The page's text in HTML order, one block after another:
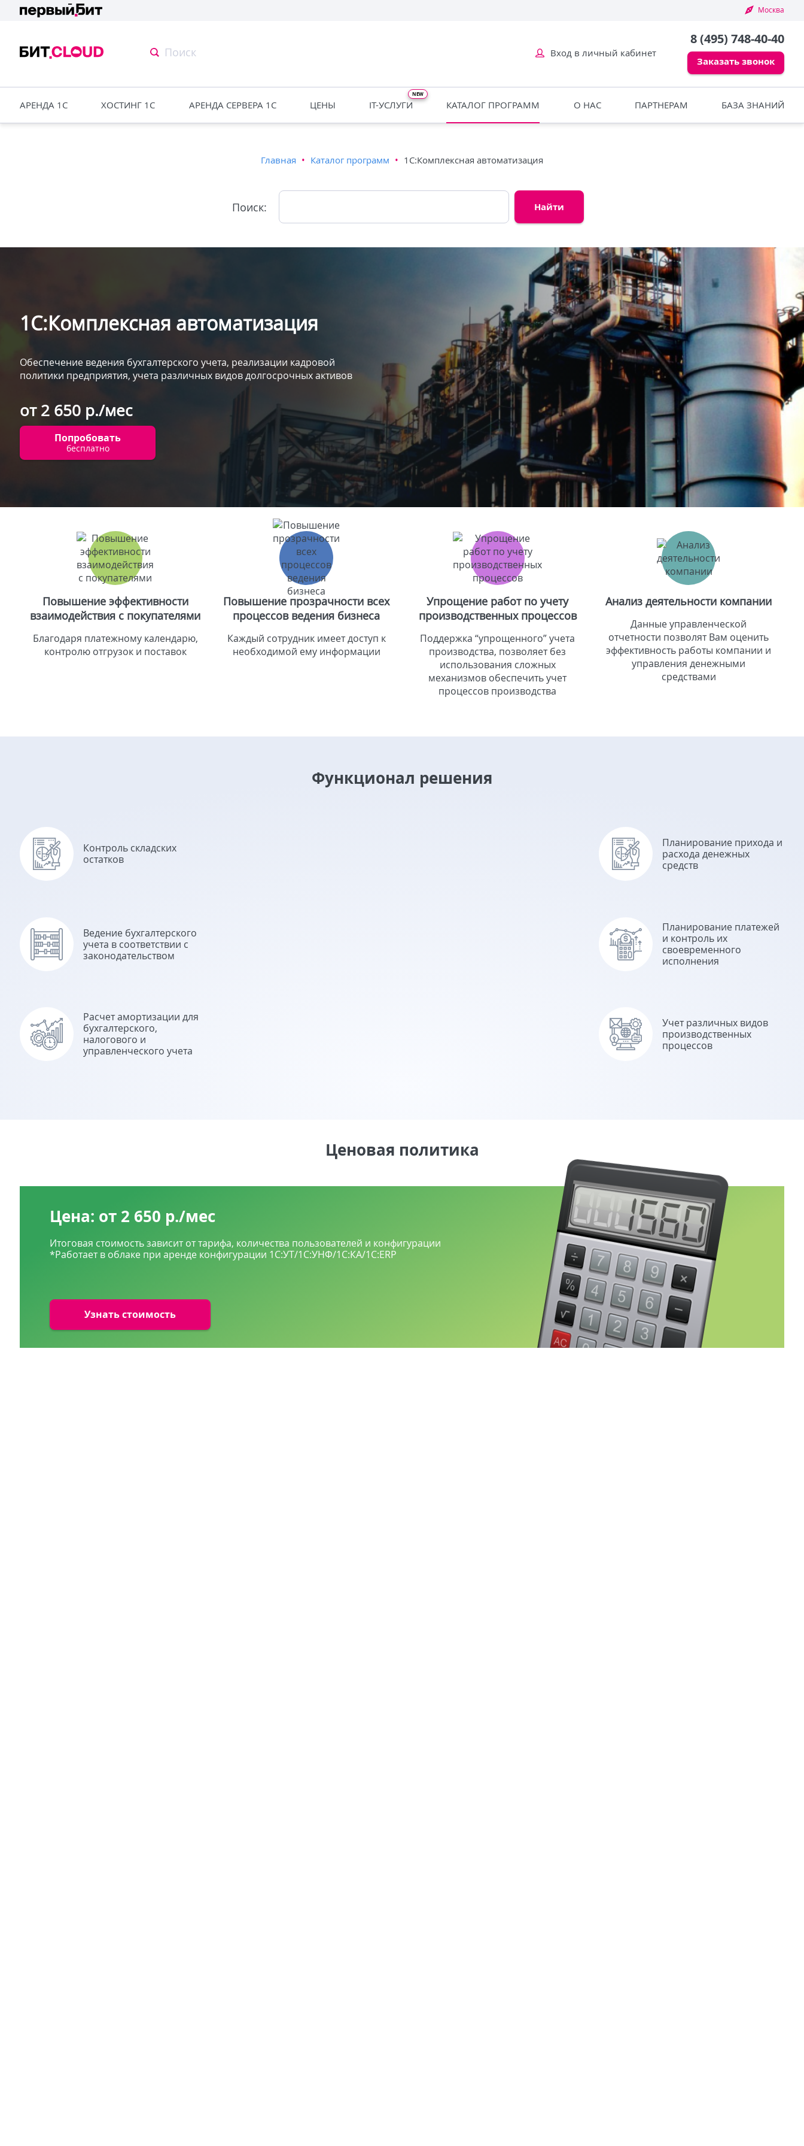
Москва
8 (495) 748-40-40
Заказать звонок
Вход в личный кабинет
АРЕНДА 1С ХОСТИНГ 1С АРЕНДА СЕРВЕРА 1С ЦЕНЫ IT-УСЛУГИ КАТАЛОГ ПРОГРАММ О НАС ПАРТНЕРАМ БАЗА ЗНАНИЙ
Главная • Каталог программ • 1С:Комплексная автоматизация
Поиск:
1С:Комплексная автоматизация
Обеспечение ведения бухгалтерского учета, реализации кадровой
политики предприятия, учета различных видов долгосрочных активов
от 2 650 р./мес
Попробовать
бесплатно
Повышение эффективности
взаимодействия с покупателями
Благодаря платежному календарю,
контролю отгрузок и поставок
Повышение прозрачности всех
процессов ведения бизнеса
Каждый сотрудник имеет доступ к
необходимой ему информации
Упрощение работ по учету
производственных процессов
Поддержка “упрощенного” учета
производства, позволяет без
использования сложных
механизмов обеспечить учет
процессов производства
Анализ деятельности компании
Данные управленческой
отчетности позволят Вам оценить
эффективность работы компании и
управления денежными
средствами
Функционал решения
Контроль складских
остатков
Ведение бухгалтерского
учета в соответствии с
законодательством
Расчет амортизации для
бухгалтерского,
налогового и
управленческого учета
Планирование прихода и
расхода денежных
средств
Планирование платежей
и контроль их
своевременного
исполнения
Учет различных видов
производственных
процессов
Ценовая политика
Цена: от 2 650 р./мес
Итоговая стоимость зависит от тарифа, количества пользователей и конфигурации
*Работает в облаке при аренде конфигурации 1С:УТ/1С:УНФ/1С:КА/1С:ERP
Узнать стоимость